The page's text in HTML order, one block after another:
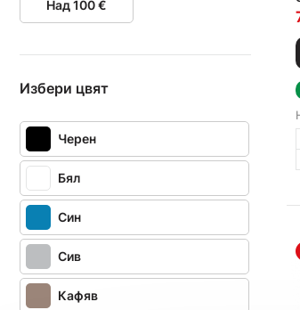
Над 100 €
Избери цвят
Черен
Бял
Син
Сив
Кафяв